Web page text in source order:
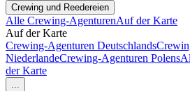
Crewing und Reedereien
Alle Crewing-AgenturenAuf der Karte
Auf der Karte
Crewing-Agenturen Deutschlands
NiederlandeCrewing-Agenturen Polens
der Karte
...